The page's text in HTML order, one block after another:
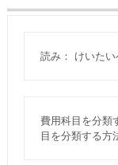
読み： けいた
費用科目を分類
目を分類する方